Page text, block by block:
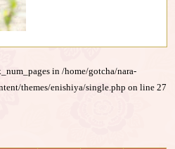
in/home/gotcha/nara-
themes/enishiya/single.php on line27